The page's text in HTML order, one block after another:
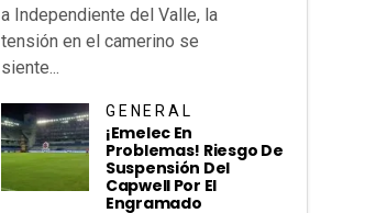
a Independiente del Valle, la
tensión en el camerino se
siente...
GENERAL
¡Emelec En
Problemas! Riesgo De
Suspensión Del
Capwell Por El
Engramado